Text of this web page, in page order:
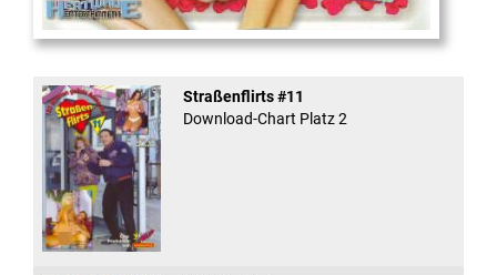
And Confused #8 - ...
Straßenflirts #11
Download-Chart Platz 2